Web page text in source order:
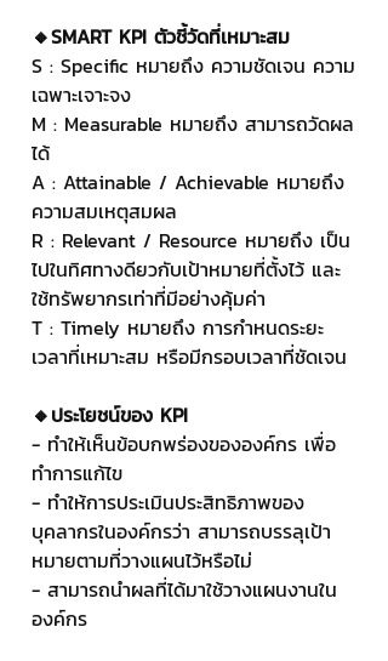
🔸SMART KPI ตัวชี้วัดที่เหมาะสม
S : Specific หมายถึง ความชัดเจน ความ
เฉพาะเจาะจง
M : Measurable หมายถึง สามารถวัดผล
ได้
A : Attainable / Achievable หมายถึง
ความสมเหตุสมผล
R : Relevant / Resource หมายถึง เป็น
ไปในทิศทางดียวกับเป้าหมายที่ตั้งไว้ และ
ใช้ทรัพยากรเท่าที่มีอย่างคุ้มค่า
T : Timely หมายถึง การกำหนดระยะ
เวลาที่เหมาะสม หรือมีกรอบเวลาที่ชัดเจน
🔸ประโยชน์ของ KPI
- ทำให้เห็นข้อบกพร่องขององค์กร เพื่อ
ทำการแก้ไข
- ทำให้การประเมินประสิทธิภาพของ
บุคลากรในองค์กรว่า สามารถบรรลุเป้า
หมายตามที่วางแผนไว้หรือไม่
- สามารถนำผลที่ได้มาใช้วางแผนงานใน
องค์กร